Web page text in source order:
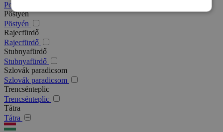
Pozsony
Pöstyén
Pöstyén
Rajecfürdő
Rajecfürdő
Stubnyafürdő
Stubnyafürdő
Szlovák paradicsom
Szlovák paradicsom
Trencsénteplic
Trencsénteplic
Tátra
Tátra